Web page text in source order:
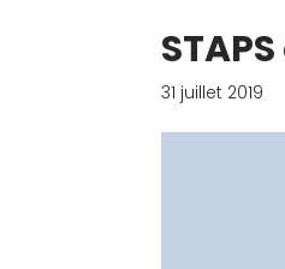
31 juillet 2019